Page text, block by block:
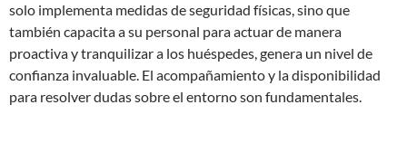
solo implementa medidas de seguridad físicas, sino que
también capacita a su personal para actuar de manera
proactiva y tranquilizar a los huéspedes, genera un nivel de
confianza invaluable. El acompañamiento y la disponibilidad
para resolver dudas sobre el entorno son fundamentales.